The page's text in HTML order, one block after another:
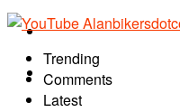
Bikers Cars
Tentang Kami
Trending
Comments
Latest